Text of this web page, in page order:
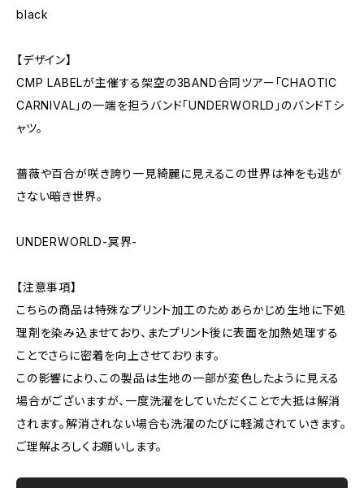
black
【デザイン】
CMP LABELが主催する架空の3BAND合同ツアー「CHAOTIC
CARNIVAL」の一端を担うバンド「UNDERWORLD」のバンドTシ
ャツ。
薔薇や百合が咲き誇り一見綺麗に見えるこの世界は神をも逃が
さない暗き世界。
UNDERWORLD-冥界-
【注意事項】
こちらの商品は特殊なプリント加工のためあらかじめ生地に下処
理剤を染み込ませており、またプリント後に表面を加熱処理する
ことでさらに密着を向上させております。
この影響により、この製品は生地の一部が変色したように見える
場合がございますが、一度洗濯をしていただくことで大抵は解消
されます。解消されない場合も洗濯のたびに軽減されていきます。
ご理解よろしくお願いします。